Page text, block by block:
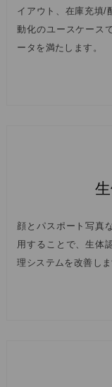
イアウト、在庫充填/
動化のユースケース
ータを満たします。
顔とパスポート写真
用することで、生体
理システムを改善しま